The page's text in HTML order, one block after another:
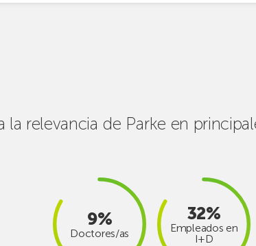
relevancia de Parke en
9%
Doctores/as
32%
Empleados en
I+D